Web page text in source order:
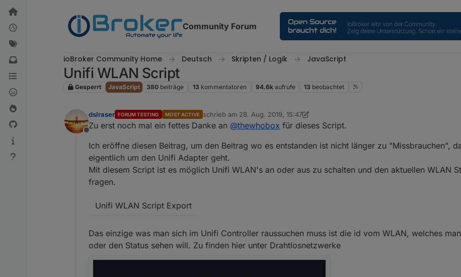
Weiter zum Inhalt
Community Forum
ioBroker Community Home Deutsch Skripten / Logik JavaScript
Unifi WLAN Script
Gesperrt JavaScript 380 beiträge 13 kommentatoren 94.6k aufrufe 13 beobachtet
Offline
dslraser FORUM TESTING MOST ACTIVE schrieb am 28. Aug. 2019, 15:47
zuletzt editiert von dslraser
Zu erst noch mal ein fettes Danke an @thewhobox für dieses Script.
Ich eröffne diesen Beitrag, um den Beitrag wo es entstanden ist nicht länger zu "Missbrauchen",
eigentlich um den Unifi Adapter geht.
Mit diesem Script ist es möglich Unifi WLAN's an oder aus zu schalten und den aktuellen WLAN
fragen.
Unifi WLAN Script Export
Das einzige was man sich im Unifi Controller raussuchen muss ist die id vom WLAN, welches
oder den Status sehen will. Zu finden hier unter Drahtlosnetzwerke